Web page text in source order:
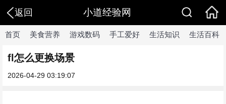
返回 小道经验网
首页 美食营养 游戏数码 手工爱好 生活知识 生活百科
fl怎么更换场景
2026-04-29 03:19:07